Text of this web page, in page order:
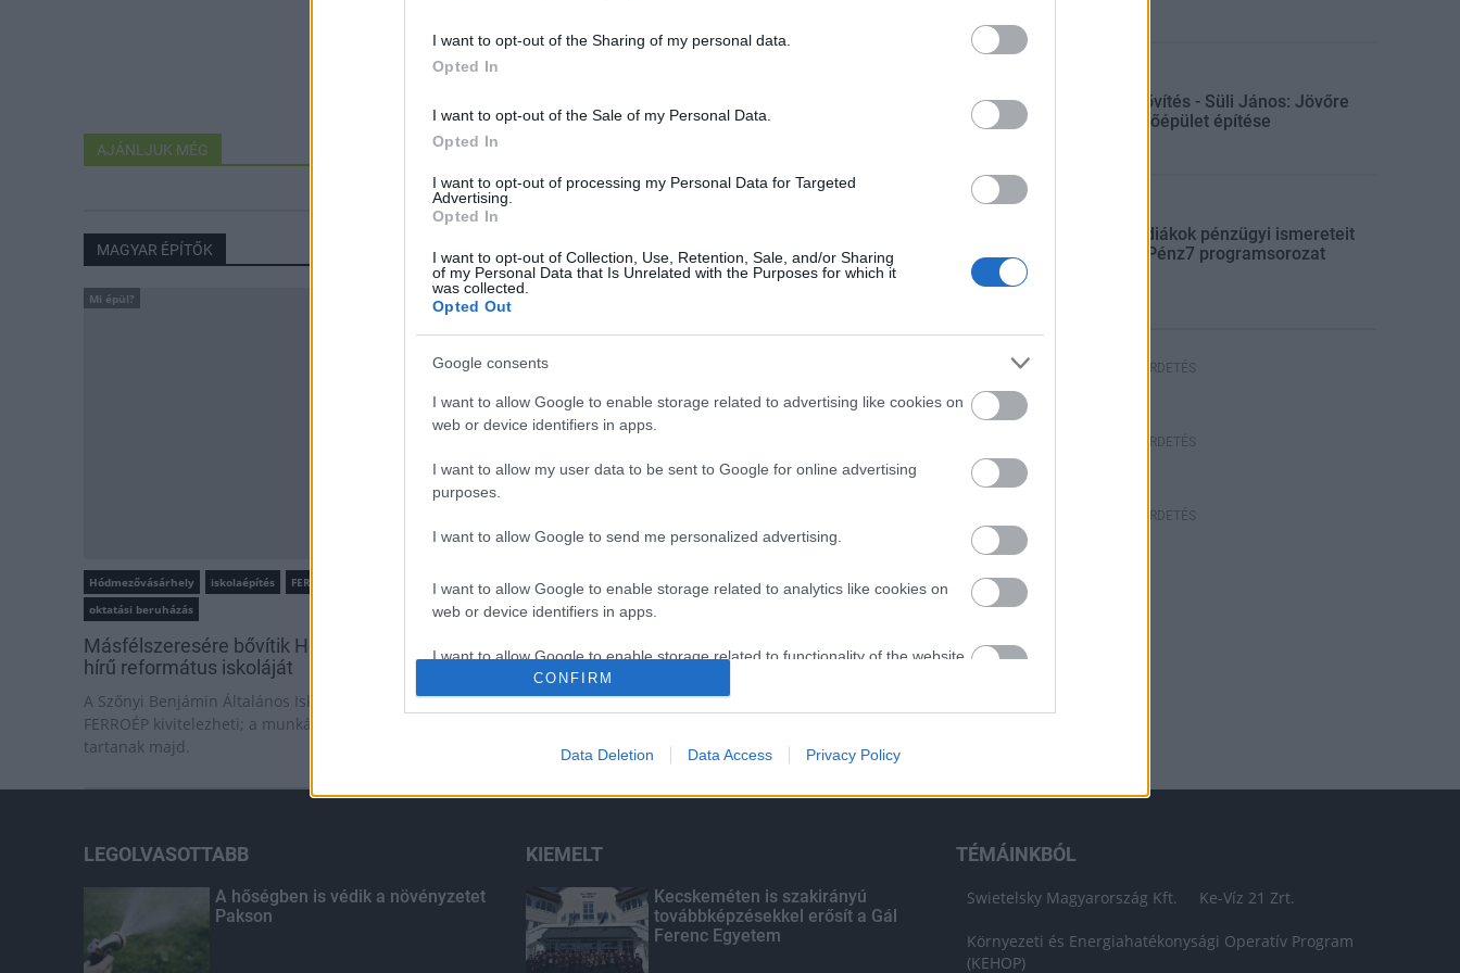
I want to opt-out of the Sharing of my personal data.
Opted In
I want to opt-out of the Sale of my Personal Data.
Opted In
I want to opt-out of processing my Personal Data for Targeted
Advertising.
Opted In
I want to opt-out of Collection, Use, Retention, Sale, and/or Sharing
of my Personal Data that Is Unrelated with the Purposes for which it
was collected.
Opted Out
Google consents
I want to allow Google to enable storage related to advertising like cookies on
web or device identifiers in apps.
I want to allow my user data to be sent to Google for online advertising
purposes.
I want to allow Google to send me personalized advertising.
I want to allow Google to enable storage related to analytics like cookies on
web or device identifiers in apps.
I want to allow Google to enable storage related to functionality of the website
authentication functionality and fraud prevention, and other user protection.
CONFIRM
Data Deletion Data Access Privacy Policy
AJÁNLJUK MÉG
MAGYAR ÉPÍTŐK
Mi épül?
Hódmezővásárhely iskolaépítés
FERROÉP Zrt.
oktatási beruházás
Másfélszeresére bővítik Hódmezővásárhely jó
hírű református iskoláját
A Szőnyi Benjámin Általános Iskola fejlesztését a
FERROÉP kivitelezheti; a munkák csaknem egy évig
tartanak majd.
Paks II.: Mit jelent az 5. blokk új
mérföldköve a felülvizsgálat
Elkészült a Liszt Ferenc repülőtér
Látlelet a hazai víziközművekről?
vezetéken múlt Bicske vízellátása
Paksi bővítés - Süli János: Jövőre
indul a főépület építése
Indul a diákok pénzügyi ismereteit
erősítő Pénz7 programsorozat
HIRDETÉS
HIRDETÉS
HIRDETÉS
LEGOLVASOTTABB
A hőségben is védik a növényzetet
Pakson
KIEMELT
Kecskeméten is szakirányú
továbbképzésekkel erősít a Gál
Ferenc Egyetem
TÉMÁINKBÓL
Swietelsky Magyarország Kft. Ke-Víz 21 Zrt.
Környezeti és Energiahatékonysági Operatív Program
(KEHOP)